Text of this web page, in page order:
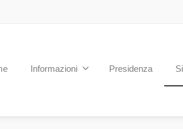
Informazioni Presidenza